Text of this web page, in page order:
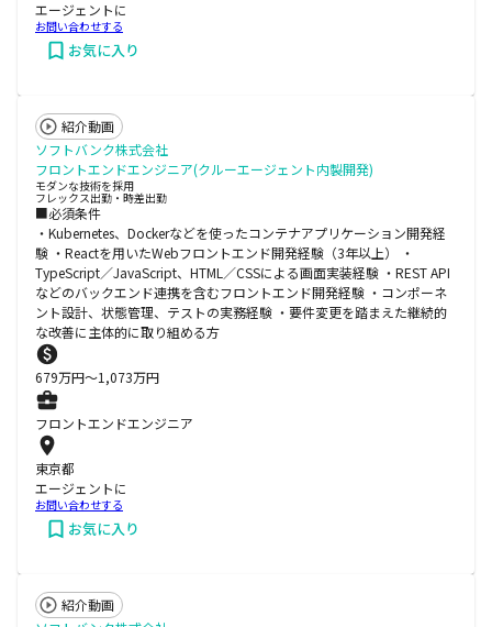
エージェントに
お問い合わせする
お気に入り
紹介動画
ソフトバンク株式会社
フロントエンドエンジニア(クルーエージェント内製開発)
モダンな技術を採用
フレックス出勤・時差出勤
■必須条件
・Kubernetes、Dockerなどを使ったコンテナアプリケーション開発経
験 ・Reactを用いたWebフロントエンド開発経験（3年以上） ・
TypeScript／JavaScript、HTML／CSSによる画面実装経験 ・REST API
などのバックエンド連携を含むフロントエンド開発経験 ・コンポーネ
ント設計、状態管理、テストの実務経験 ・要件変更を踏まえた継続的
な改善に主体的に取り組める方
679万円〜1,073万円
フロントエンドエンジニア
東京都
エージェントに
お問い合わせする
お気に入り
紹介動画